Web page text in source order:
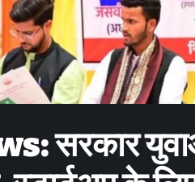
सरकार